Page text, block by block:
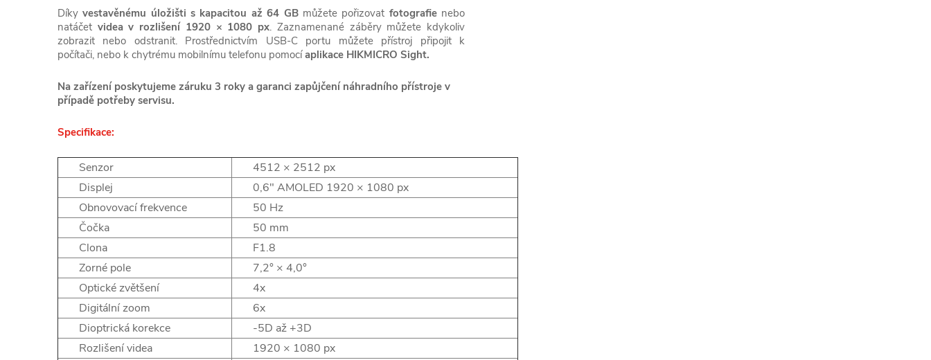
Díkyvestavěnému úložišti s kapacitou až 64 GBmůžete pořizovat fotografienebo
natáčet videa v rozlišení 1920 × 1080 px. Zaznamenané záběry můžete kdykoliv
zobrazit nebo odstranit. Prostřednictvím USB-C portu můžete přístroj připojit k
počítači, nebo k chytrému mobilnímu telefonu pomocíaplikace HIKMICRO Sight.
Na zařízení poskytujeme záruku 3 roky a garanci zapůjčení náhradního přístroje v
případě potřeby servisu.
Specifikace:
Senzor
4512 × 2512 px
Displej
0,6" AMOLED 1920 × 1080 px
Obnovovací frekvence
50 Hz
Čočka
50 mm
Clona
F1.8
Zorné pole
7,2° × 4,0°
Optické zvětšení
4x
Digitální zoom
6x
Dioptrická korekce
-5D až +3D
Rozlišení videa
1920 × 1080 px